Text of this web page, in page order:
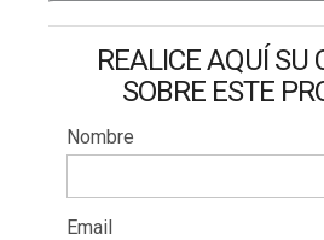
REALICE AQUÍ SU
SOBRE ESTE
Nombre
Email